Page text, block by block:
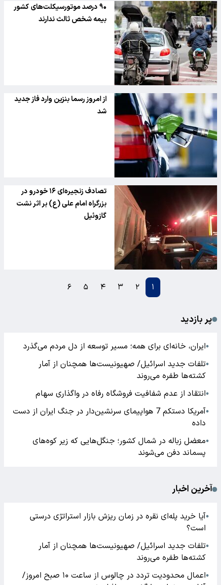
۹۰ درصد موتورسیکلت‌های کشور
بیمه شخص ثالث ندارند
از امروز رسما بنزین وارد فاز جدید
شد
تصادف زنجیره‌ای ۱۶ خودرو در
بزرگراه امام علی (ع) بر اثر نشت
گازوئیل
۱ ۲ ۳ ۴ ۵ ۶
پر بازدید
●ایران، خانه‌ای برای همه؛ مسیر توسعه از دل مردم می‌گذرد
●تلفات جدید اسرائیل/ صهیونیست‌ها همچنان از آمار
کشته‌ها طفره می‌روند
●انتقاد از عدم شفافیت فروشگاه رفاه در واگذاری سهام
●
آمریکا دستکم 7 هواپیمای سرنشین‌دار در جنگ ایران از دست
داده
●معضل زباله در شمال کشور؛ جنگل‌هایی که زیر کوه‌های
پسماند دفن می‌شوند
آخرین اخبار
●آیا خرید پله‌ای نقره در زمان ریزش بازار استراتژی درستی
است؟
●تلفات جدید اسرائیل/ صهیونیست‌ها همچنان از آمار
کشته‌ها طفره می‌روند
●
اعمال محدودیت تردد در چالوس از ساعت ۱۰ صبح امروز/